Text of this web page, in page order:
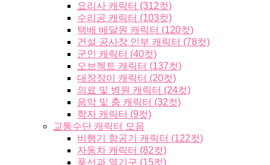
요리사 캐릭터 (312컷)
수리공 캐릭터 (103컷)
택배 배달원 캐릭터 (120컷)
건설 공사장 인부 캐릭터 (78컷)
군인 캐릭터 (40컷)
오브젝트 캐릭터 (137컷)
대장장이 캐릭터 (20컷)
의료 및 병원 캐릭터 (24컷)
음악 및 춤 캐릭터 (32컷)
학자 캐릭터 (9컷)
교통수단 캐릭터 모음
비행기 항공기 캐릭터 (122컷)
자동차 캐릭터 (82컷)
풍선과 열기구 (15컷)